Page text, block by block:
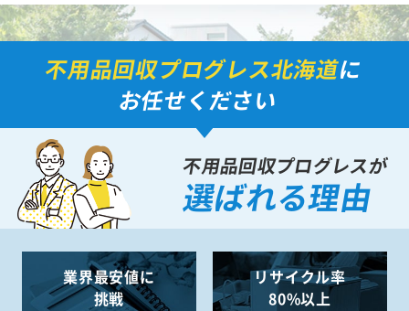
不用品回収プログレス北海道に
お任せください
不用品回収プログレスが
選ばれる理由
業界最安値に
挑戦
リサイクル率
80%以上